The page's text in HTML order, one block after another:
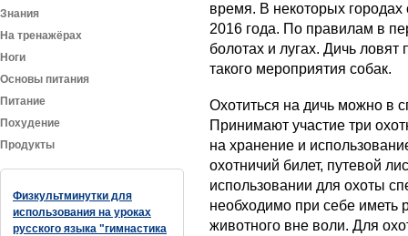
Знания
На тренажёрах
Ноги
Основы питания
Питание
Похудение
Продукты
Физкультминутки для
использования на уроках
русского языка "гимнастика
время. В некоторых
2016 года. По правилам в
болотах и лугах. Дичь
такого мероприятия собак.
Охотиться на дичь можно в
Принимают участие три
на хранение и
охотничий билет, путевой
использовании для охоты
необходимо при себе иметь
животного вне воли. Для